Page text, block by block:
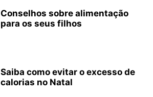
Conselhos sobre alimentação
para os seus filhos
Saiba como evitar o excesso de
calorias no Natal